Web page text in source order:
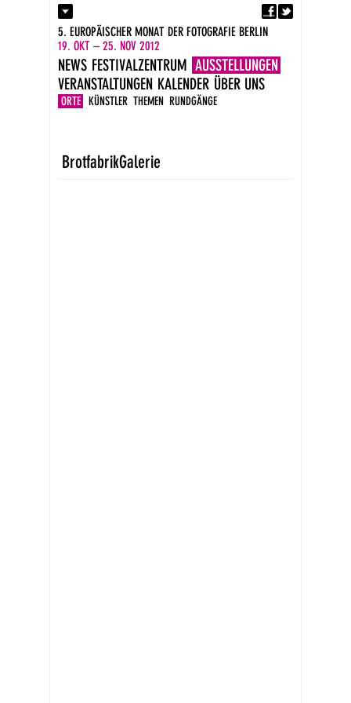
Kontakt
Presse
Newsletter
Impressum
DE
EN
5. EUROPÄISCHER MONAT DER FOTOGRAFIE BERLIN
19. OKT – 25. NOV 2012
NEWS FESTIVALZENTRUM AUSSTELLUNGEN
ORTE KÜNSTLER THEMEN RUNDGÄNGE
VERANSTALTUNGEN KALENDER ÜBER UNS
BrotfabrikGalerie